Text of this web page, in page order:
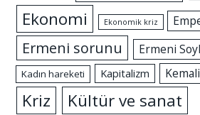
Ekonomi Ekonomik kriz
Ermeni sorunu Ermeni
Kadın hareketi Kapitalizm
Kriz Kültür ve sanat